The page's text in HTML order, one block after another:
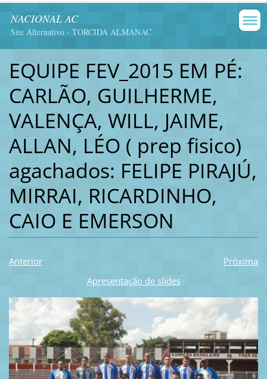
NACIONAL AC
Site Alternativo - TORCIDA ALMANAC
EQUIPE FEV_2015 EM PÉ:
CARLÃO, GUILHERME,
VALENÇA, WILL, JAIME,
ALLAN, LÉO ( prep fisico)
agachados: FELIPE PIRAJÚ,
MIRRAI, RICARDINHO,
CAIO E EMERSON
Anterior
Próxima
Apresentação de slides